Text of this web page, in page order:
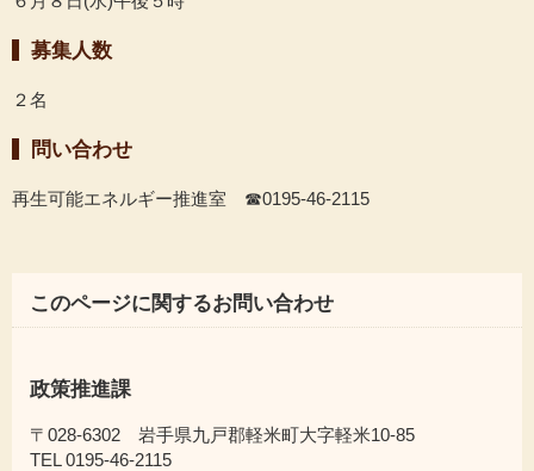
募集人数
２名
問い合わせ
再生可能エネルギー推進室 ☎0195-46-2115
このページに関するお問い合わせ
政策推進課
〒028-6302 岩手県九戸郡軽米町大字軽米10-85
TEL 0195-46-2115